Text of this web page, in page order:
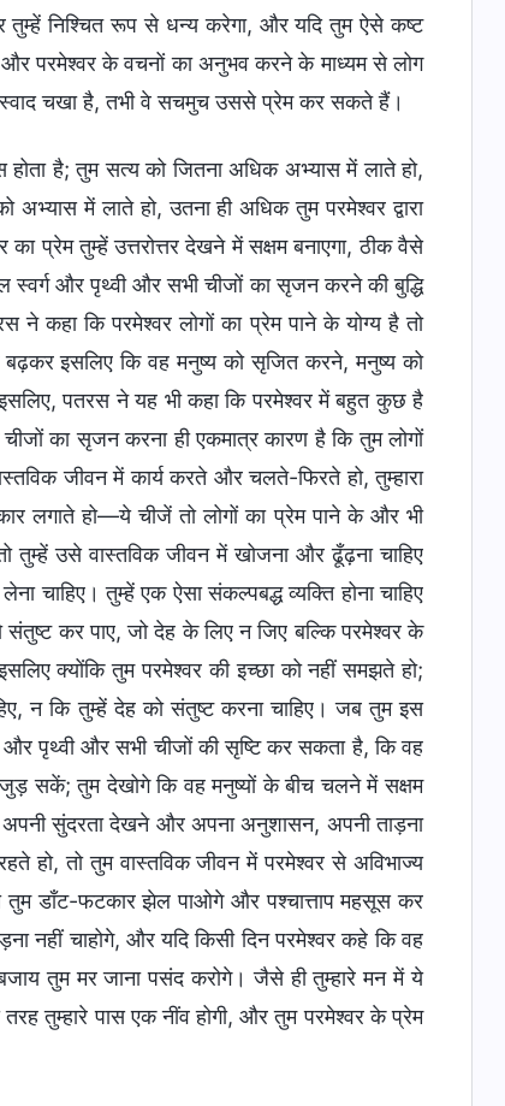
तुम्हें निश्चित रूप से धन्य करेगा, और यदि तुम ऐसे कष्ट
और परमेश्वर के वचनों का अनुभव करने के माध्यम से लोग
स्वाद चखा है, तभी वे सचमुच उससे प्रेम कर सकते हैं।
है; तुम सत्य को जितना अधिक अभ्यास में लाते हो,
में लाते हो, उतना ही अधिक तुम परमेश्वर द्वारा
प्रेम तुम्हें उत्तरोत्तर देखने में सक्षम बनाएगा, ठीक वैसे
और पृथ्वी और सभी चीजों का सृजन करने की बुद्धि
ने कहा कि परमेश्वर लोगों का प्रेम पाने के योग्य है तो
इसलिए कि वह मनुष्य को सृजित करने, मनुष्य को
इसलिए, पतरस ने यह भी कहा कि परमेश्वर में बहुत कुछ है
का सृजन करना ही एकमात्र कारण है कि तुम लोगों
जीवन में कार्य करते और चलते-फिरते हो, तुम्हारा
लगाते हो—ये चीजें तो लोगों का प्रेम पाने के और भी
उसे वास्तविक जीवन में खोजना और ढूँढ़ना चाहिए
तुम्हें एक ऐसा संकल्पबद्ध व्यक्ति होना चाहिए
संतुष्ट कर पाए, जो देह के लिए न जिए बल्कि परमेश्वर के
क्योंकि तुम परमेश्वर की इच्छा को नहीं समझते हो;
न कि तुम्हें देह को संतुष्ट करना चाहिए। जब तुम इस
पृथ्वी और सभी चीजों की सृष्टि कर सकता है, कि वह
सकें; तुम देखोगे कि वह मनुष्यों के बीच चलने में सक्षम
अपनी सुंदरता देखने और अपना अनुशासन, अपनी ताड़ना
तो तुम वास्तविक जीवन में परमेश्वर से अविभाज्य
तुम डाँट-फटकार झेल पाओगे और पश्चात्ताप महसूस कर
नहीं चाहोगे, और यदि किसी दिन परमेश्वर कहे कि वह
तुम मर जाना पसंद करोगे। जैसे ही तुम्हारे मन में ये
तुम्हारे पास एक नींव होगी, और तुम परमेश्वर के प्रेम